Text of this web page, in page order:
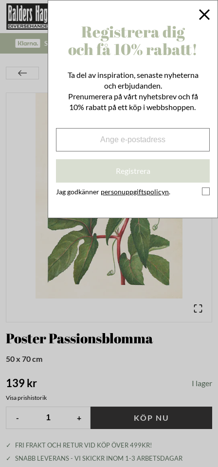
SÄKRA BETALNINGAR MED KLARNA CHECKOUT!
Poster Passionsblomma
Poster Passionsblomma
50 x 70 cm
139 kr I lager
Visa prishistorik
- + KÖP NU
✓
FRI FRAKT OCH RETUR VID KÖP ÖVER 499KR!
✓
SNABB LEVERANS - VI SKICKR INOM 1-3 ARBETSDAGAR
Registrera dig
och få 10% rabatt!
Ta del av inspiration, senaste nyheterna
och erbjudanden.
Prenumerera på vårt nyhetsbrev och få
10% rabatt på ett köp i webbshoppen.
Registrera
Jag godkänner personuppgiftspolicyn.